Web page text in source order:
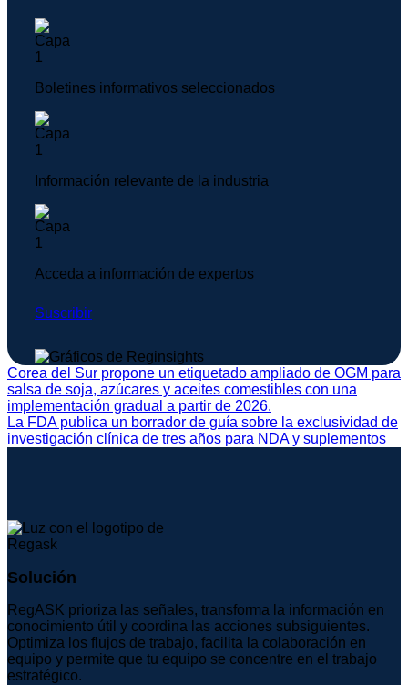
Boletines informativos seleccionados
Información relevante de la industria
Acceda a información de expertos
Suscribir
Corea del Sur propone un etiquetado ampliado de OGM para
salsa de soja, azúcares y aceites comestibles con una
implementación gradual a partir de 2026.
La FDA publica un borrador de guía sobre la exclusividad de
investigación clínica de tres años para NDA y suplementos
Solución
RegASK prioriza las señales, transforma la información en
conocimiento útil y coordina las acciones subsiguientes.
Optimiza los flujos de trabajo, facilita la colaboración en
equipo y permite que tu equipo se concentre en el trabajo
estratégico.